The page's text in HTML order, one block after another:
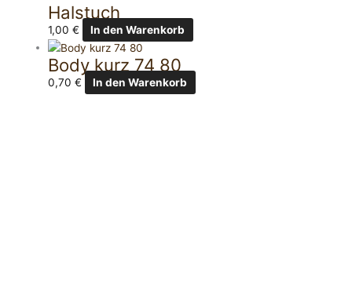
Halstuch
1,00€ In den Warenkorb
Body kurz 74 80
0,70€ In den Warenkorb